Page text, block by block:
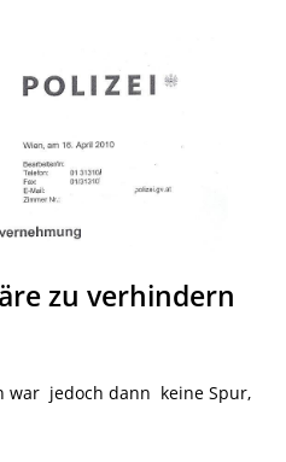
zu verhindern
war jedoch dann keine Spur,